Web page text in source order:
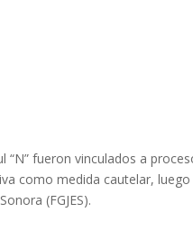
“N” fueron vinculados a
como medida cautelar,
(FGJES).